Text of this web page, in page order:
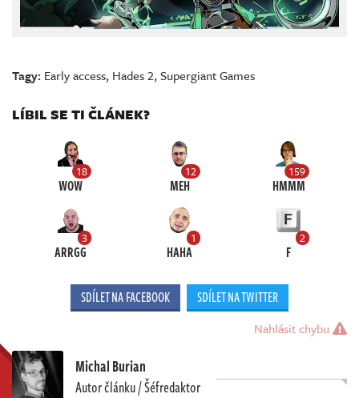
Tagy: Early access, Hades 2,Supergiant Games
LÍBIL SE TI ČLÁNEK?
18
WOW
12
MEH
159
HMMM
3
ARRGG
1
HAHA
2
F
SDÍLET NA FACEBOOK SDÍLET NA TWITTER
Nahlásit chybu
Michal Burian
Autor článku / Šéfredaktor